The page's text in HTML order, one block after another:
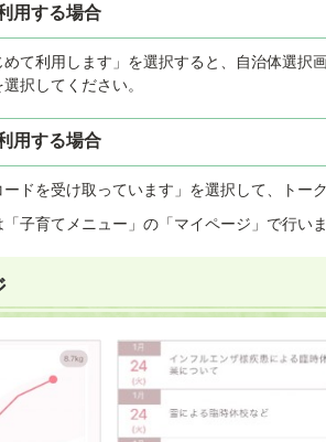
用する場合
めて利用します」を選択すると、自治体選択
択してください。
用する場合
ードを受け取っています」を選択して、トー
子育てメニュー」の「マイページ」で行いま